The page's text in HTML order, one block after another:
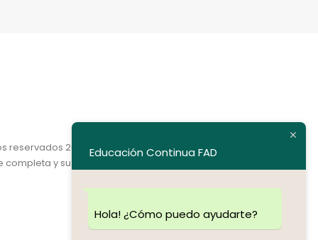
reservados 2020.
y su dirección electrónica.
Educación Continua FAD
Hola! ¿Cómo puedo ayudarte?